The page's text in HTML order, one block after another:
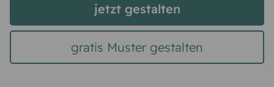
jetzt gestalten
gratis Muster gestalten